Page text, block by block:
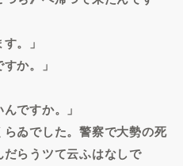
。」
か。」
ですか。」
らゐでした。警察で大勢の死
らうツて云ふはなしで